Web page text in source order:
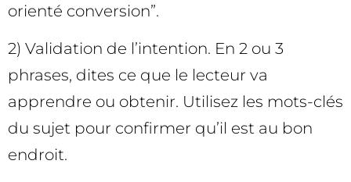
orienté conversion”.
2) Validation de l’intention. En 2 ou 3
phrases, dites ce que le lecteur va
apprendre ou obtenir. Utilisez les mots-clés
du sujet pour confirmer qu’il est au bon
endroit.